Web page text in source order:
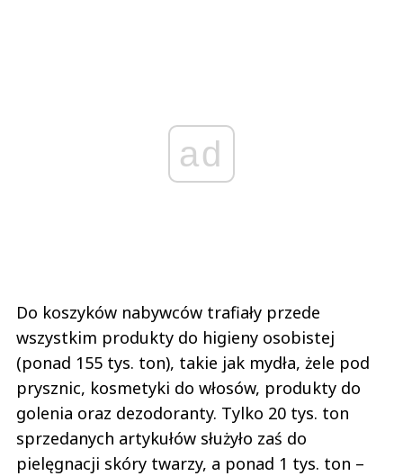
ad
Do koszyków nabywców trafiały przede
wszystkim produkty do higieny osobistej
(ponad 155 tys. ton), takie jak mydła, żele pod
prysznic, kosmetyki do włosów, produkty do
golenia oraz dezodoranty. Tylko 20 tys. ton
sprzedanych artykułów służyło zaś do
pielęgnacji skóry twarzy, a ponad 1 tys. ton –